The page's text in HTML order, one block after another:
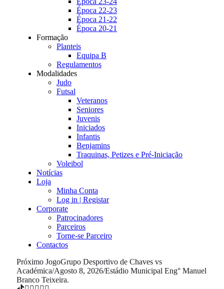
Época 22-23
Época 21-22
Época 20-21
Formação
Planteis
Equipa B
Regulamentos
Modalidades
Judo
Futsal
Veteranos
Seniores
Juvenis
Iniciados
Infantis
Benjamins
Traquinas, Petizes e Pré-Iniciação
Voleibol
Notícias
Loja
Minha Conta
Log in | Registar
Corporate
Patrocinadores
Parceiros
Torne-se Parceiro
Contactos
Próximo JogoGrupo Desportivo de Chaves vs
Académica/Agosto 8, 2026/Estádio Municipal Eng° Manuel
Branco Teixeira.